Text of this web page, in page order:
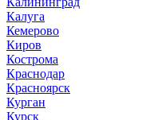
Калуга
Кемерово
Киров
Кострома
Краснодар
Красноярск
Курган
Курск